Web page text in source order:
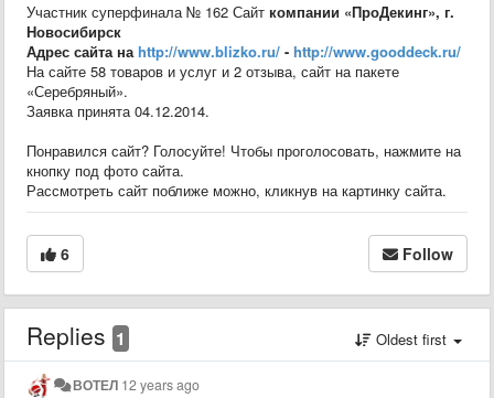
Участник суперфинала № 162 Сайт компании «ПроДекинг», г.
Новосибирск
Адрес сайта наhttp://www.blizko.ru/ - http://www.gooddeck.ru/
На сайте 58 товаров и услуг и 2 отзыва, сайт на пакете
«Серебряный».
Заявка принята 04.12.2014.
Понравился сайт? Голосуйте! Чтобы проголосовать, нажмите на
кнопку под фото сайта.
Рассмотреть сайт поближе можно, кликнув на картинку сайта.
6 Follow
Replies 1 Oldest first
ВОТЕЛ 12 years ago